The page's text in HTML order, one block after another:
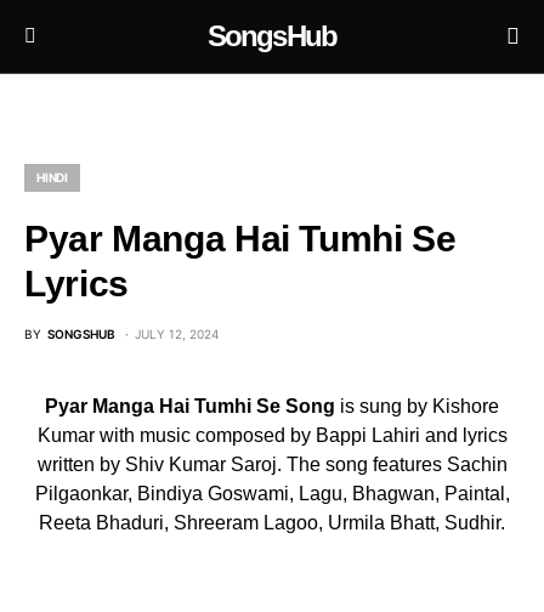
SongsHub
HINDI
Pyar Manga Hai Tumhi Se
Lyrics
BY SONGSHUB JULY 12, 2024
Pyar Manga Hai Tumhi Se Song is sung by Kishore
Kumar with music composed by Bappi Lahiri and lyrics
written by Shiv Kumar Saroj. The song features Sachin
Pilgaonkar, Bindiya Goswami, Lagu, Bhagwan, Paintal,
Reeta Bhaduri, Shreeram Lagoo, Urmila Bhatt, Sudhir.